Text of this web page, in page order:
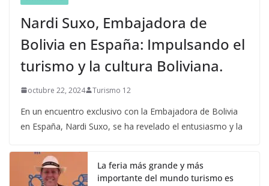
Nardi Suxo, Embajadora de
Bolivia en España: Impulsando el
turismo y la cultura Boliviana.
octubre 22, 2024 Turismo 12
En un encuentro exclusivo con la Embajadora de Bolivia
en España, Nardi Suxo, se ha revelado el entusiasmo y la
La feria más grande y más
importante del mundo turismo es